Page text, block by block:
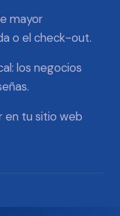
mayor
o el check-out.
los negocios
en tu sitio web